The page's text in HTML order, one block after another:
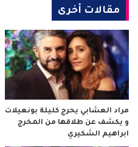
مقالات أخرى
مراد العشابي يحرج كليلة بونعيلات
و يكشف عن طلاقها من المخرج
ابراهيم الشكيري